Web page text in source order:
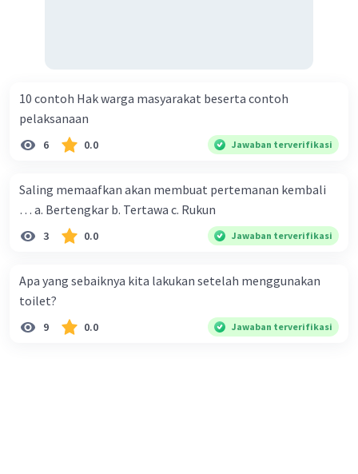
10 contoh Hak warga masyarakat beserta contoh
pelaksanaan
6 0.0 Jawaban terverifikasi
Saling memaafkan akan membuat pertemanan kembali
… a. Bertengkar b. Tertawa c. Rukun
3 0.0 Jawaban terverifikasi
Apa yang sebaiknya kita lakukan setelah menggunakan
toilet?
9 0.0 Jawaban terverifikasi